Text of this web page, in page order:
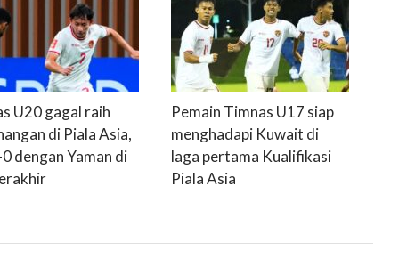
U20 gagal raih
di Piala Asia,
dengan Yaman di
Pemain Timnas U17 siap
menghadapi Kuwait di
laga pertama Kualifikasi
Piala Asia